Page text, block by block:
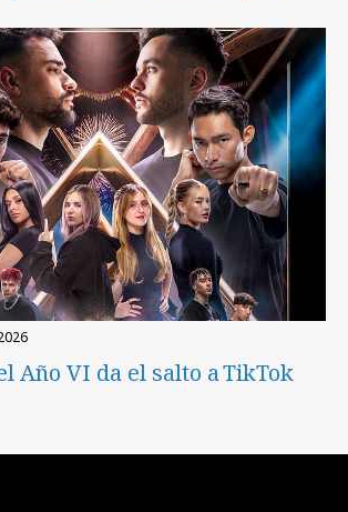
Año VI da el salto a TikTok